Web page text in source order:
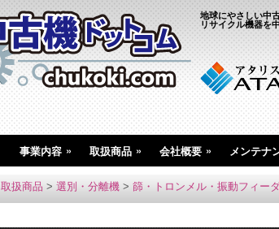
地球にやさしい中
リサイクル機器を
事業内容 » 取扱商品 » 会社概要 » メンテナ
取扱商品 > 選別・分離機 > 篩・トロンメル・振動フィー